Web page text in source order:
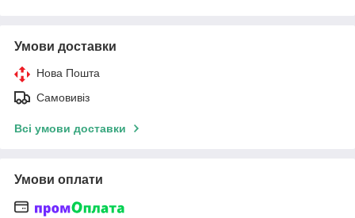
Умови доставки
Нова Пошта
Самовивіз
Всі умови доставки
Умови оплати